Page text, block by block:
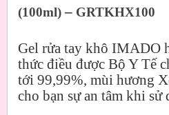
(100ml)– GRTKHX100
Gel rửa tay khô IMADO
thức điều được Bộ Y Tế
tới 99,99%, mùi hương
cho bạn sự an tâm khi sử